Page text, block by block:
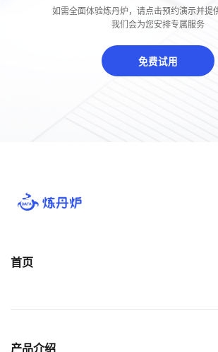
如需全面体验炼丹炉，请点击预约演示并提
我们会为您安排专属服务
免费试用
首页
产品介绍